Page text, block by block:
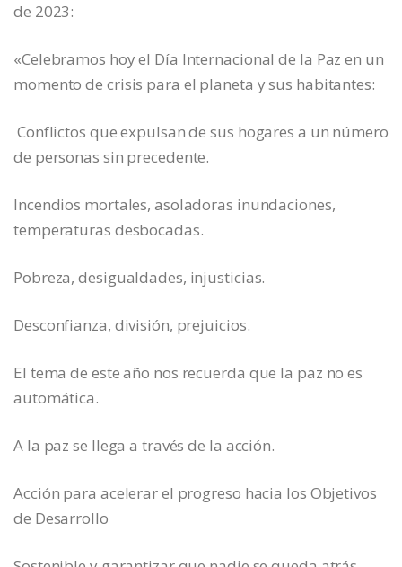
de 2023:
«Celebramos hoy el Día Internacional de la Paz en un
momento de crisis para el planeta y sus habitantes:
Conflictos que expulsan de sus hogares a un número
de personas sin precedente.
Incendios mortales, asoladoras inundaciones,
temperaturas desbocadas.
Pobreza, desigualdades, injusticias.
Desconfianza, división, prejuicios.
El tema de este año nos recuerda que la paz no es
automática.
A la paz se llega a través de la acción.
Acción para acelerar el progreso hacia los Objetivos
de Desarrollo